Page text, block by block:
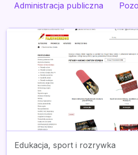
Administracja publiczna
Edukacja, sport i rozrywka